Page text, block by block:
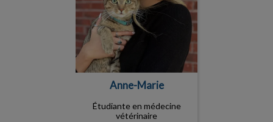
Anne-Marie
Étudiante en médecine
vétérinaire